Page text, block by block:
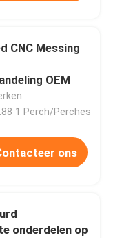
CNC Messing
OEM
1 Perch/Perches
ons
onderdelen op